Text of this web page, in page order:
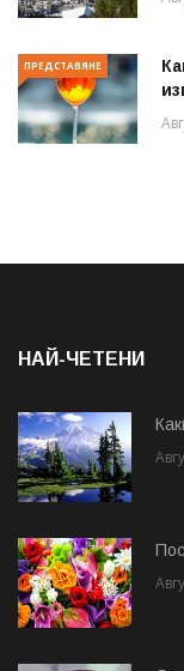
ПРЕДСТАВЯНЕ
НАЙ-ЧЕТЕНИ